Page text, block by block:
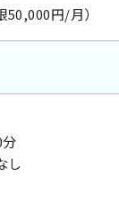
円/月）
し